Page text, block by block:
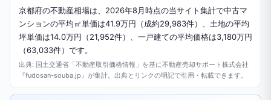
京都府の不動産相場は、2026年8月時点の当サイト集計で中古マ
ンションの平均㎡単価は41.9万円（成約29,983件）、土地の平均
坪単価は14.0万円（21,952件）、一戸建ての平均価格は3,180万円
（63,033件）です。
出典: 国土交通省「不動産取引価格情報」を基に不動産売却サポート株式会社
『fudosan-souba.jp』が集計。出典とリンクの明記で引用・転載できます。